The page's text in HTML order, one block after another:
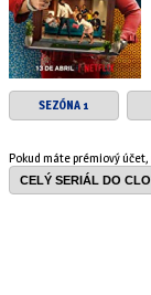
SEZÓNA 1
Pokud máte prémiový
CELÝ SERIÁL DO